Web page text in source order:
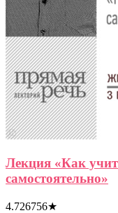
Лекция «Как
самостоятельно»
4.726756★